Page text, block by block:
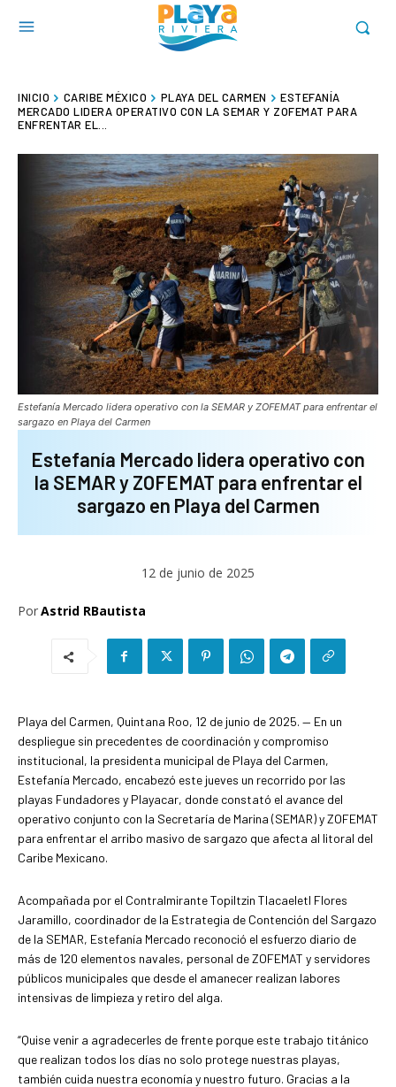
INICIO CARIBE MÉXICO PLAYA DEL CARMEN
ESTEFANÍA
MERCADO LIDERA OPERATIVO CON LA SEMAR Y ZOFEMAT PARA
ENFRENTAR EL...
Estefanía Mercado lidera operativo con la SEMAR y ZOFEMAT para enfrentar el
sargazo en Playa del Carmen
Estefanía Mercado lidera operativo con
la SEMAR y ZOFEMAT para enfrentar el
sargazo en Playa del Carmen
12 de junio de 2025
PorAstrid RBautista
Playa del Carmen, Quintana Roo, 12 de junio de 2025. — En un
despliegue sin precedentes de coordinación y compromiso
institucional, la presidenta municipal de Playa del Carmen,
Estefanía Mercado, encabezó este jueves un recorrido por las
playas Fundadores y Playacar, donde constató el avance del
operativo conjunto con la Secretaría de Marina (SEMAR) y ZOFEMAT
para enfrentar el arribo masivo de sargazo que afecta al litoral del
Caribe Mexicano.
Acompañada por el Contralmirante Topiltzin Tlacaeletl Flores
Jaramillo, coordinador de la Estrategia de Contención del Sargazo
de la SEMAR, Estefanía Mercado reconoció el esfuerzo diario de
más de 120 elementos navales, personal de ZOFEMAT y servidores
públicos municipales que desde el amanecer realizan labores
intensivas de limpieza y retiro del alga.
“Quise venir a agradecerles de frente porque este trabajo titánico
que realizan todos los días no solo protege nuestras playas,
también cuida nuestra economía y nuestro futuro. Gracias a la